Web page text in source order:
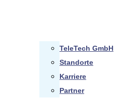
TeleTech GmbH
Standorte
Karriere
Partner